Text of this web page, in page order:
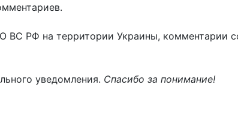
ВС РФ на территории Украины, комментарии
уведомления. Спасибо за понимание!